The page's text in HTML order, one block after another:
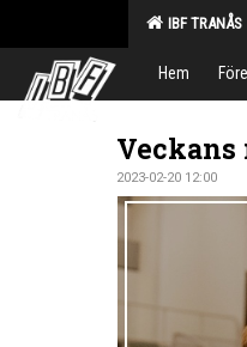
IBF TRANÅS
Hem
Veckans
2023-02-20 12:00